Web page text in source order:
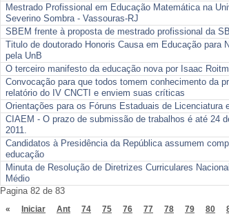
Mestrado Profissional em Educação Matemática na
Severino Sombra - Vassouras-RJ
SBEM frente à proposta de mestrado profissional da
Titulo de doutorado Honoris Causa em Educação para
pela UnB
O terceiro manifesto da educação nova por Isaac
Convocação para que todos tomem conhecimento da
relatório do IV CNCTI e enviem suas críticas
Orientações para os Fóruns Estaduais de Licenciatura
CIAEM - O prazo de submissão de trabalhos é até 24
2011.
Candidatos à Presidência da República assumem
educação
Minuta de Resolução de Diretrizes Curriculares
Médio
Pagina 82 de 83
« Iniciar Ant 74 75 76 77 78 79 80